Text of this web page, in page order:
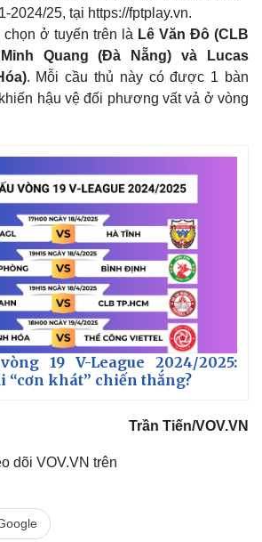
Phân tích
m
a
n
n
g
m
-
n
-
i
t
u
n
2024/25, tại https://fptplay.vn.
ở tuyến trên là Lê Văn Đô (CLB
Quang (Đà Nẵng) và Lucas
. Mỗi cầu thủ này có được 1 bàn
hậu vệ đối phương vất vả ở vòng
19 V-League 2024/2025:
“cơn khát” chiến thắng?
Trần Tiến/VOV.VN
dõi VOV.VN trên